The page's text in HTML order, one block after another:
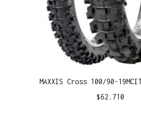
MAXXIS Cross 100/90-
$62.710